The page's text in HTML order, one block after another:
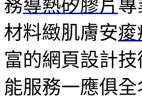
務導熱矽膠片 專
材料緻肌膚安痠
富的網頁設計技
能服務一應俱